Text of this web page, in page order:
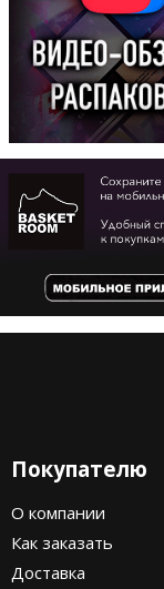
Покупателю
О компании
Как заказать
Доставка